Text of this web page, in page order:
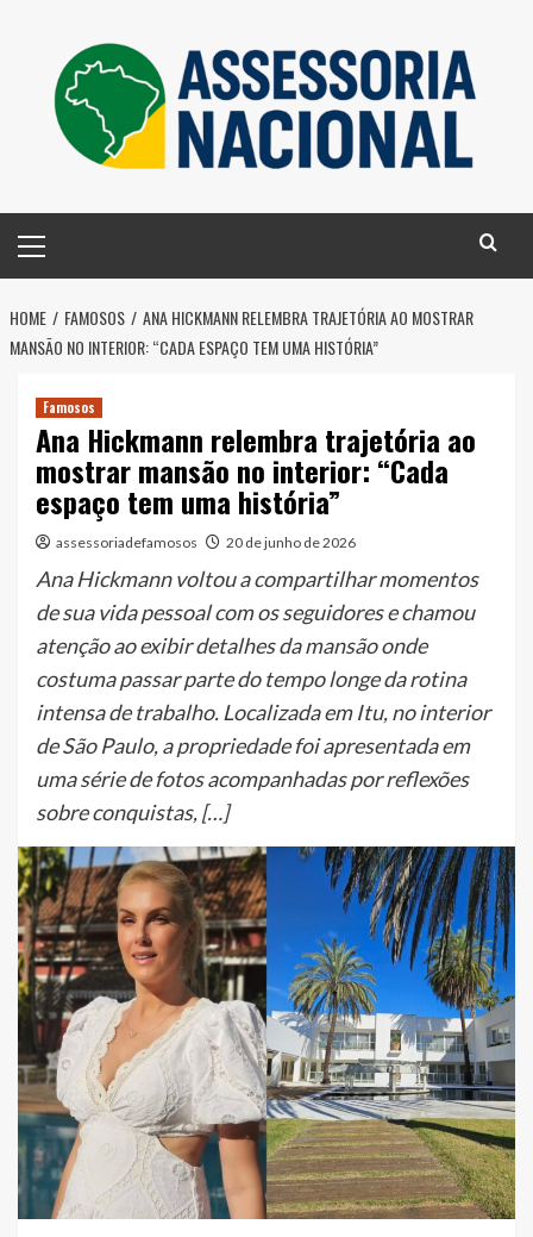
content
Menu
HOME FAMOSOS
ANA HICKMANN RELEMBRA TRAJETÓRIA AO MOSTRAR
MANSÃO NO INTERIOR: “CADA ESPAÇO TEM UMA HISTÓRIA”
Famosos
Ana Hickmann relembra trajetória ao
mostrar mansão no interior: “Cada
espaço tem uma história”
assessoriadefamosos 20 de junho de 2026
Ana Hickmann voltou a compartilhar momentos
de sua vida pessoal com os seguidores e chamou
atenção ao exibir detalhes da mansão onde
costuma passar parte do tempo longe da rotina
intensa de trabalho. Localizada em Itu, no interior
de São Paulo, a propriedade foi apresentada em
uma série de fotos acompanhadas por reflexões
sobre conquistas, […]